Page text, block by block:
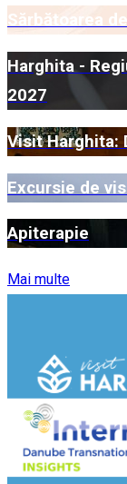
Sărbătoarea
Harghita -
2027
Visit Harghita:
Excursie de
Apiterapie
Mai multe